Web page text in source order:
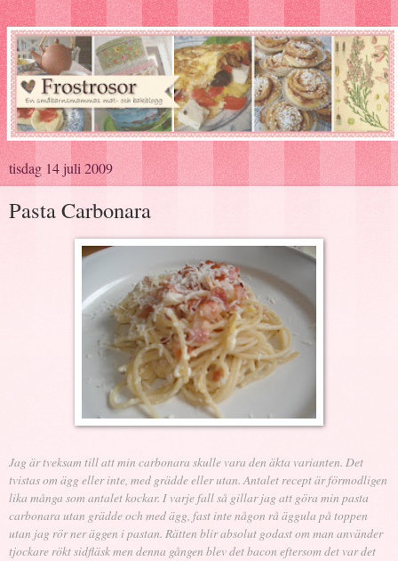
tisdag 14 juli 2009
Pasta Carbonara
Jag är tveksam till att min carbonara skulle vara den äkta varianten. Det
tvistas om ägg eller inte, med grädde eller utan. Antalet recept är förmodligen
lika många som antalet kockar. I varje fall så gillar jag att göra min pasta
carbonara utan grädde och med ägg, fast inte någon rå äggula på toppen
utan jag rör ner äggen i pastan. Rätten blir absolut godast om man använder
tjockare rökt sidfläsk men denna gången blev det bacon eftersom det var det